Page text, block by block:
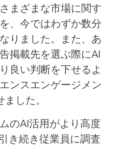
まざまな市場に関す
、今ではわずか数分
りました。また、あ
掲載先を選ぶ際にAI
良い判断を下せるよ
ンスエンゲージメン
した。
のAI活用がより高度
き続き従業員に調査